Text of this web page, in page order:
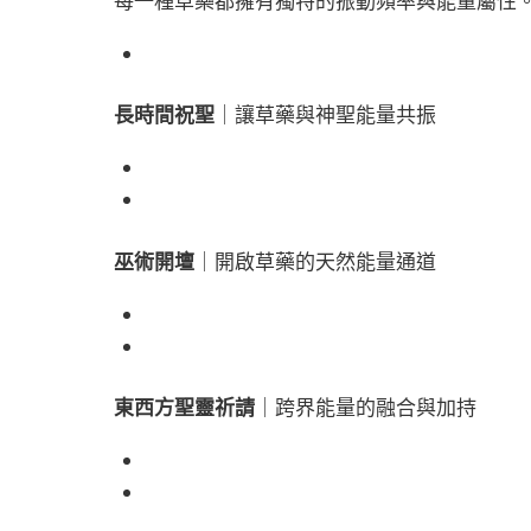
長時間祝聖 ｜讓草藥與神聖能量共振
巫術開壇 ｜開啟草藥的天然能量通道
東西方聖靈祈請 ｜跨界能量的融合與加持